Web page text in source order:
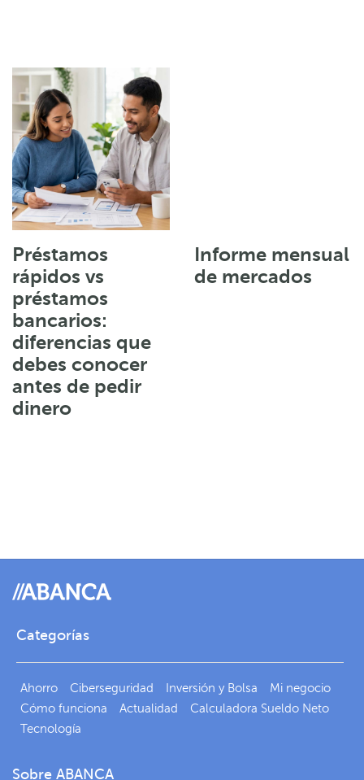
Préstamos
rápidos vs
préstamos
bancarios:
diferencias que
debes conocer
antes de pedir
dinero
Informe mensual
de mercados
Categorías
Ahorro Ciberseguridad Inversión y Bolsa
Mi negocio
Cómo funciona
Actualidad
Calculadora Sueldo Neto
Tecnología
Sobre ABANCA